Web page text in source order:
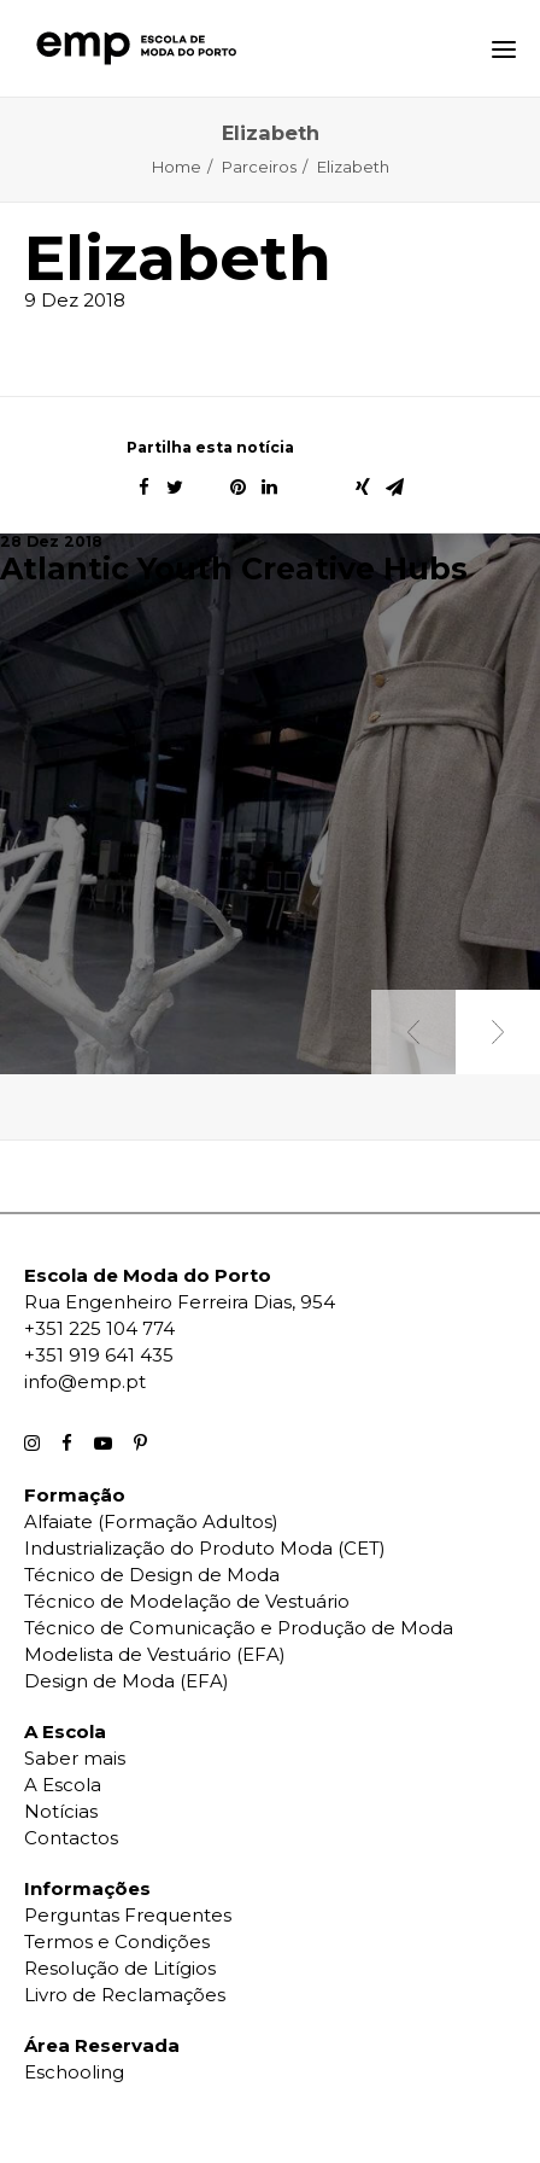
NOTÍCIAS
EQAVET
CTE – CENTRO TECNOLÓGICO ESPECIALIZADO
Elizabeth
Home Parceiros Elizabeth
Elizabeth
9 Dez 2018
Partilha esta notícia
28 Dez 2018
Atlantic Youth Creative Hubs
Escola de Moda do Porto
Rua Engenheiro Ferreira Dias, 954
+351 225 104 774
+351 919 641 435
info@emp.pt
Formação
Alfaiate (Formação Adultos)
Industrialização do Produto Moda (CET)
Técnico de Design de Moda
Técnico de Modelação de Vestuário
Técnico de Comunicação e Produção de Moda
Modelista de Vestuário (EFA)
Design de Moda (EFA)
A Escola
Saber mais
A Escola
Notícias
Contactos
Informações
Perguntas Frequentes
Termos e Condições
Resolução de Litígios
Livro de Reclamações
Área Reservada
Eschooling